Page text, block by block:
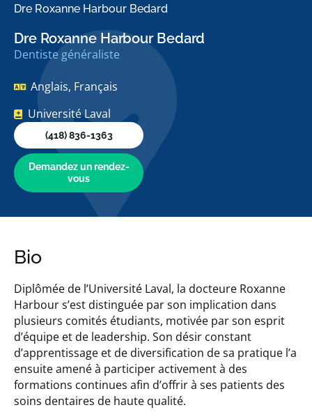
Dre Roxanne Harbour Bedard
Dre Roxanne Harbour Bedard
Dentiste généraliste
Anglais, Français
Université Laval
(418) 836-1363
Demandez un rendez-
vous
Bio
Diplômée de l’Université Laval, la docteure Roxanne
Harbour s’est distinguée par son implication dans
plusieurs comités étudiants, motivée par son esprit
d’équipe et de leadership. Son désir constant
d’apprentissage et de diversification de sa pratique l’a
ensuite amené à participer activement à des
formations continues afin d’offrir à ses patients des
soins dentaires de haute qualité.